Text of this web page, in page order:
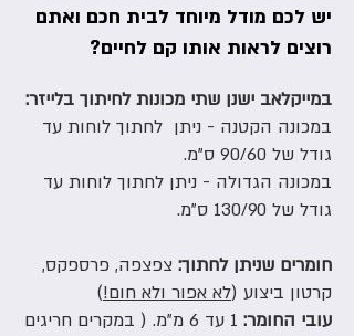
יש לכם מודל מיוחד לבית חכם ואתם
רוצים לראות אותו קם לחיים?
במייקלאב ישנן שתי מכונות לחיתוך בלייזר:
במכונה הקטנה - ניתן לחתוך לוחות עד
גודל של 90/60 ס"מ.
במכונה הגדולה - ניתן לחתוך לוחות עד
גודל של 130/90 ס"מ.
חומרים שניתן לחתוך: צפצפה, פרספקס,
קרטון ביצוע (לא אפור ולא חום!)
עובי החומר:
1 עד 6 מ"מ. ( במקרים חריגים